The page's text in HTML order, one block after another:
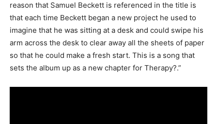
reason that Samuel Beckett is referenced in the title is
that each time Beckett began a new project he used to
imagine that he was sitting at a desk and could swipe his
arm across the desk to clear away all the sheets of paper
so that he could make a fresh start. This is a song that
sets the album up as a new chapter for Therapy?.”